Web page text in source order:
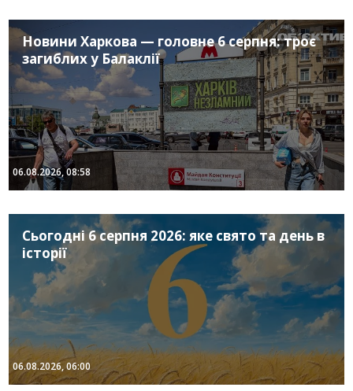
Новини Харкова — головне 6 серпня: троє
загиблих у Балаклії
06.08.2026, 08:58
Сьогодні 6 серпня 2026: яке свято та день в
історії
06.08.2026, 06:00